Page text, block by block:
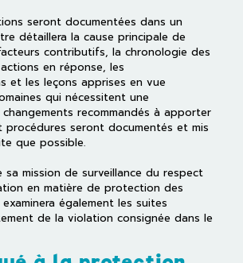
seront documentées dans un
détaillera la cause principale de
contributifs, la chronologie des
en réponse, les
et les leçons apprises en vue
qui nécessitent une
changements recommandés à apporter
procédures seront documentés et mis
que possible.
sa mission de surveillance du respect
en matière de protection des
examinera également les suites
de la violation consignée dans le